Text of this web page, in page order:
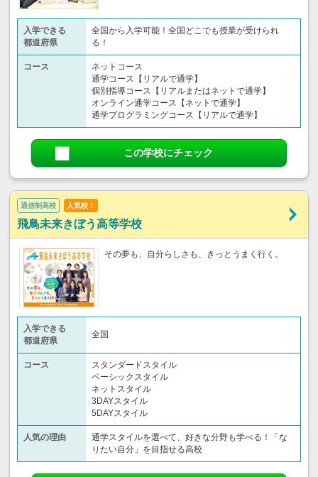
入学できる
都道府県
全国から入学可能！全国どこでも授業が受けられ
る！
コース
ネットコース
通学コース【リアルで通学】
個別指導コース【リアルまたはネットで通学】
オンライン通学コース【ネットで通学】
通学プログラミングコース【リアルで通学】
この学校にチェック
通信制高校 人気校！
飛鳥未来きぼう高等学校
その夢も、自分らしさも、きっとうまく行く。
入学できる
都道府県
全国
コース
スタンダードスタイル
ベーシックスタイル
ネットスタイル
3DAYスタイル
5DAYスタイル
人気の理由
通学スタイルを選べて、好きな分野も学べる！「な
りたい自分」を目指せる高校